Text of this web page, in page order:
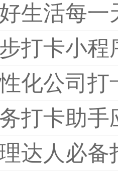
生活每一
打卡小程
化公司打
打卡助手
达人必备